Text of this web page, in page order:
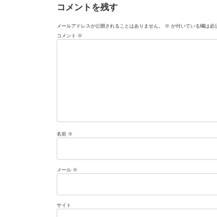
コメントを残す
メールアドレスが公開されることはありません。 ※ が付いている欄は必
コメント ※
名前 ※
メール ※
サイト